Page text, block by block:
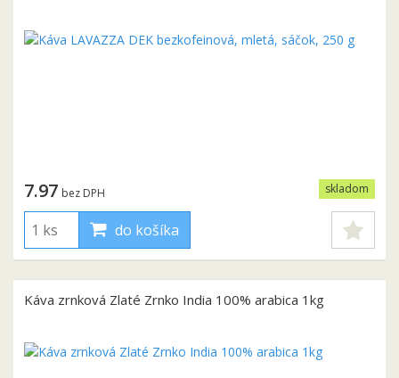
skladom
7.97 bez DPH
do košíka
Káva zrnková Zlaté Zrnko India 100% arabica 1kg